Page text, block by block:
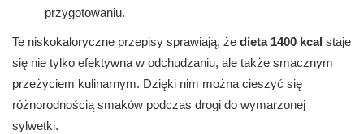
przygotowaniu.
Te niskokaloryczne przepisy sprawiają, że dieta 1400 kcal staje
się nie tylko efektywna w odchudzaniu, ale także smacznym
przeżyciem kulinarnym. Dzięki nim można cieszyć się
różnorodnością smaków podczas drogi do wymarzonej
sylwetki.